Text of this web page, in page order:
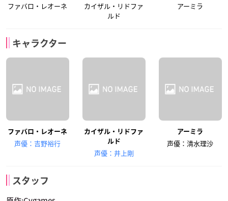
ファバロ・レオーネ
カイザル・リドファ
ルド
アーミラ
キャラクター
ファバロ・レオーネ
声優：吉野裕行
カイザル・リドファ
ルド
声優：井上剛
アーミラ
声優：清水理沙
スタッフ